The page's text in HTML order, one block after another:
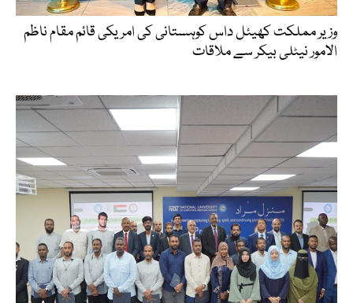
وزیر مملکت کھیئل داس کوہستانی کی امریکی قائم مقام ناظم
الامور نیٹلی بیکر سے ملاقات